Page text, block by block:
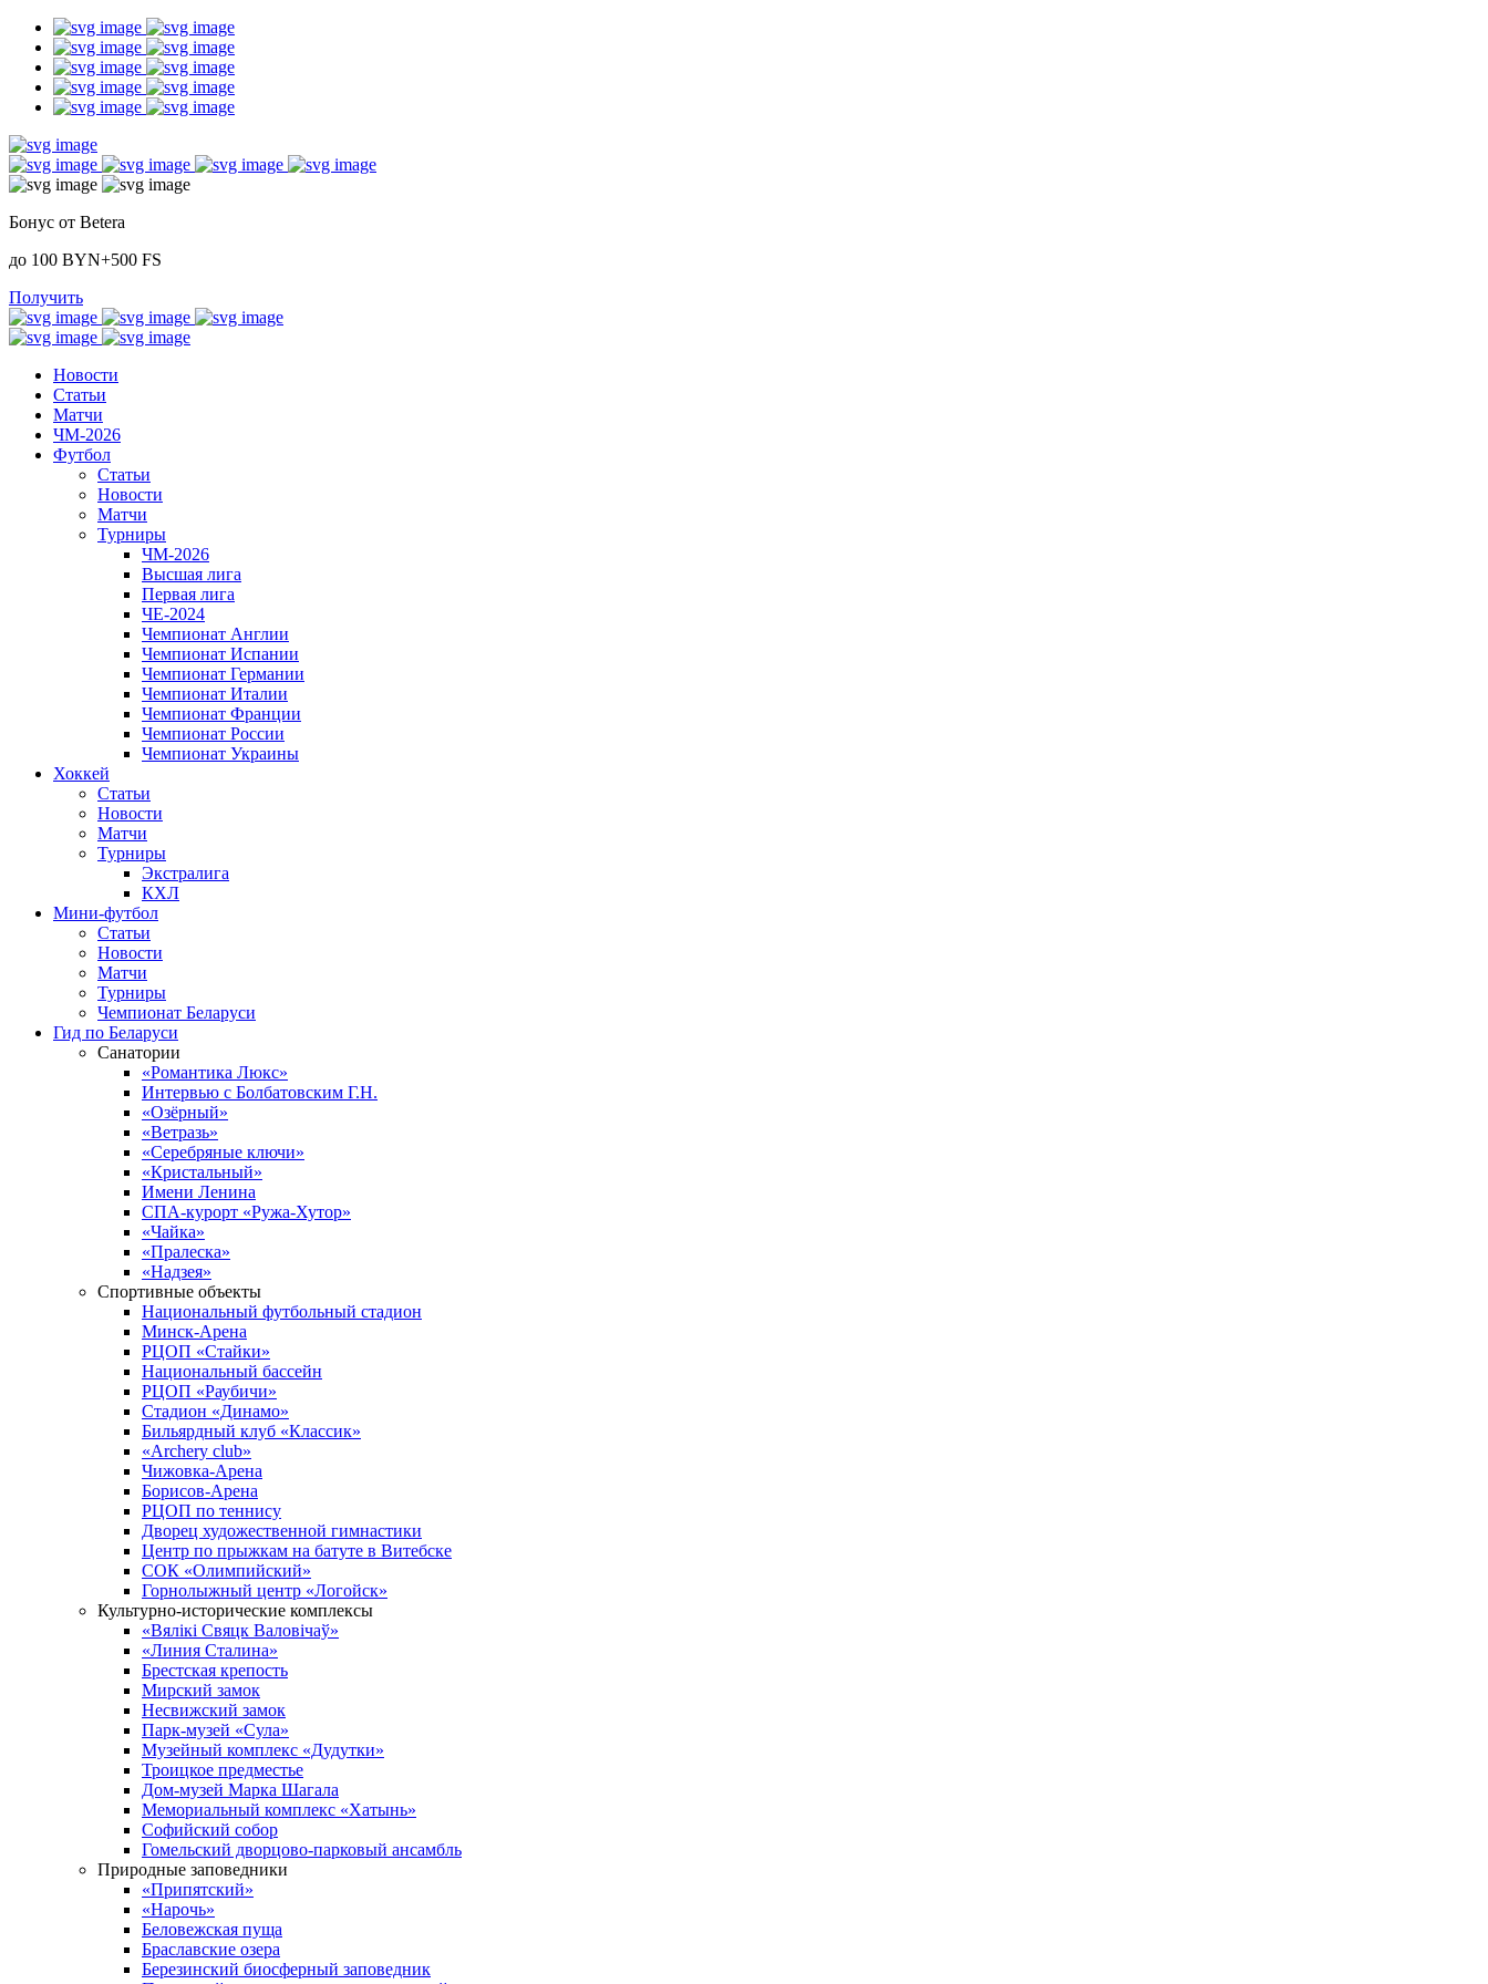
Бонус от Betera
до 100 BYN+500 FS
Получить
Новости
Статьи
Матчи
ЧМ-2026
Футбол
Статьи
Новости
Матчи
Турниры
ЧМ-2026
Высшая лига
Первая лига
ЧЕ-2024
Чемпионат Англии
Чемпионат Испании
Чемпионат Германии
Чемпионат Италии
Чемпионат Франции
Чемпионат России
Чемпионат Украины
Хоккей
Статьи
Новости
Матчи
Турниры
Экстралига
КХЛ
Мини-футбол
Статьи
Новости
Матчи
Турниры
Чемпионат Беларуси
Гид по Беларуси
Санатории
«Романтика Люкс»
Интервью с Болбатовским Г.Н.
«Озёрный»
«Ветразь»
«Серебряные ключи»
«Кристальный»
Имени Ленина
СПА-курорт «Ружа-Хутор»
«Чайка»
«Пралеска»
«Надзея»
Спортивные объекты
Национальный футбольный стадион
Минск-Арена
РЦОП «Стайки»
Национальный бассейн
РЦОП «Раубичи»
Стадион «Динамо»
Бильярдный клуб «Классик»
«Archery club»
Чижовка-Арена
Борисов-Арена
РЦОП по теннису
Дворец художественной гимнастики
Центр по прыжкам на батуте в Витебске
СОК «Олимпийский»
Горнолыжный центр «Логойск»
Культурно-исторические комплексы
«Вялікі Свяцк Валовічаў»
«Линия Сталина»
Брестская крепость
Мирский замок
Несвижский замок
Парк-музей «Сула»
Музейный комплекс «Дудутки»
Троицкое предместье
Дом-музей Марка Шагала
Мемориальный комплекс «Хатынь»
Софийский собор
Гомельский дворцово-парковый ансамбль
Природные заповедники
«Припятский»
«Нарочь»
Беловежская пуща
Браславские озера
Березинский биосферный заповедник